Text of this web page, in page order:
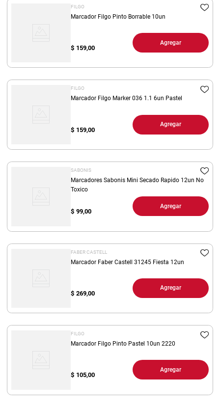
FILGO
Marcador Filgo Pinto Borrable 10un
$ 159,00
Agregar
FILGO
Marcador Filgo Marker 036 1.1 6un Pastel
$ 159,00
Agregar
SABONIS
Marcadores Sabonis Mini Secado Rapido 12un No
Toxico
$ 99,00
Agregar
FABER CASTELL
Marcador Faber Castell 31245 Fiesta 12un
$ 269,00
Agregar
FILGO
Marcador Filgo Pinto Pastel 10un 2220
$ 105,00
Agregar